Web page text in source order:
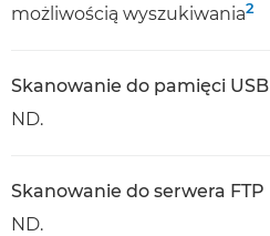
możliwością wyszukiwania2
Skanowanie do pamięci USB
ND.
Skanowanie do serwera FTP
ND.